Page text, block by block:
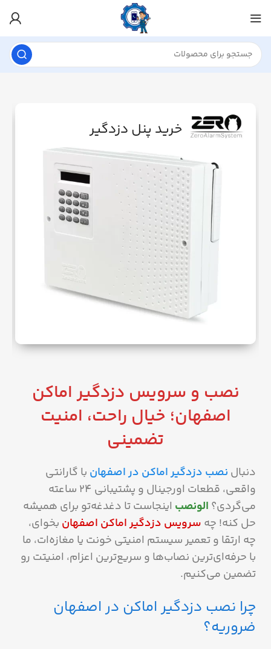
خرید پنل دزدگیر
نصب و سرویس دزدگیر اماکن
اصفهان؛ خیال راحت، امنیت
تضمینی
دنبال نصب دزدگیر اماکن در اصفهان با گارانتی
واقعی، قطعات اورجینال و پشتیبانی ۲۴ ساعته
می‌گردی؟ الونصب اینجاست تا دغدغه‌تو برای همیشه
حل کنه! چه سرویس دزدگیر اماکن اصفهان بخوای،
چه ارتقا و تعمیر سیستم امنیتی خونت یا مغازه‌ات، ما
با حرفه‌ای‌ترین نصاب‌ها و سریع‌ترین اعزام، امنیتت رو
تضمین می‌کنیم.
چرا نصب دزدگیر اماکن در اصفهان
ضروریه؟